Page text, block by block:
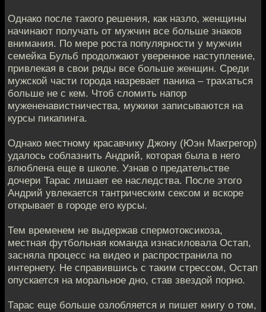
Однако после такого решения, как назло, женщины
начинают получать от мужчин все больше знаков
внимания. По мере роста популярности у мужчин
семейка Бульб продолжают уверенное наступление,
привлекая в свои ряды все больше женщин. Среди
мужской части города назревает паника – трахаться
больше не с кем. Чтоб сломить напор
мужененавистничества, мужики записываются на
курсы пикапинга.
Однако местному красавчику Джону (Юэн Макгрегор)
удалось соблазнить Андрий, которая была в него
влюблена еще в школе. Узнав о предательстве
дочери Тарас лишает ее наследства. После этого
Андрий увлекается тантрическим сексом и вскоре
открывает в городе его курсы.
Тем временем не выдержав спермотоксикоза,
местная футбольная команда изнасиловала Остап,
засняла процесс на видео и распространила по
интернету. Не справившись с таким стрессом, Остап
опускается на моральное дно, став звездой порно.
Тарас еще больше озлобляется и пишет книгу о том,